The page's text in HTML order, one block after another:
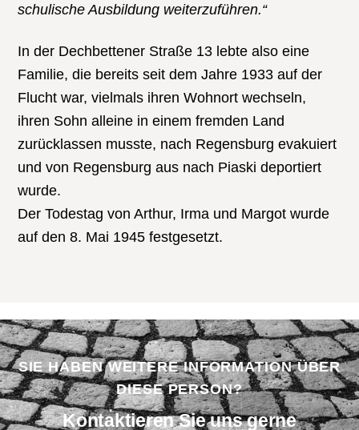
schulische Ausbildung weiterzuführen.“
In der Dechbettener Straße 13 lebte also eine
Familie, die bereits seit dem Jahre 1933 auf der
Flucht war, vielmals ihren Wohnort wechseln,
ihren Sohn alleine in einem fremden Land
zurücklassen musste, nach Regensburg evakuiert
und von Regensburg aus nach Piaski deportiert
wurde.
Der Todestag von Arthur, Irma und Margot wurde
auf den 8. Mai 1945 festgesetzt.
SIE HABEN WEITERE INFORMATION ÜBER
DIESE PERSON?
Kontaktieren Sie uns gerne